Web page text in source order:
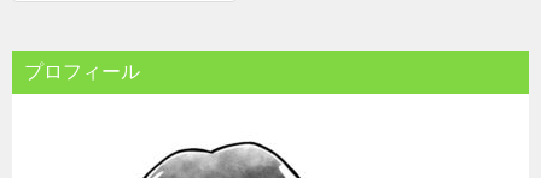
プロフィール